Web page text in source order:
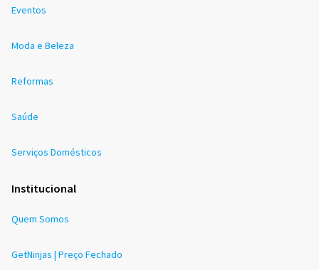
Eventos
Moda e Beleza
Reformas
Saúde
Serviços Domésticos
Institucional
Quem Somos
GetNinjas | Preço Fechado